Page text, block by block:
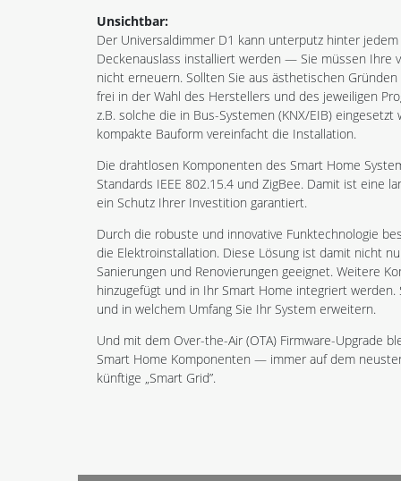
Unsichtbar:
Der Universaldimmer D1 kann unterputz hinter
Deckenauslass installiert werden — Sie müssen Ihre
nicht erneuern. Sollten Sie aus ästhetischen
frei in der Wahl des Herstellers und des jeweiligen
z.B. solche die in Bus-Systemen (KNX/EIB)
kompakte Bauform vereinfacht die Installation.
Die drahtlosen Komponenten des Smart Home
Standards IEEE 802.15.4 und ZigBee. Damit ist eine
ein Schutz Ihrer Investition garantiert.
Durch die robuste und innovative Funktechnologie
die Elektroinstallation. Diese Lösung ist damit nicht
Sanierungen und Renovierungen geeignet. Weitere
hinzugefügt und in Ihr Smart Home integriert
und in welchem Umfang Sie Ihr System erweitern.
Und mit dem Over-the-Air (OTA) Firmware-Upgrade
Smart Home Komponenten — immer auf dem
künftige „Smart Grid”.